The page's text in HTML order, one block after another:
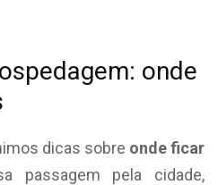
onde
dicas sobre onde ficar
passagem pela cidade,